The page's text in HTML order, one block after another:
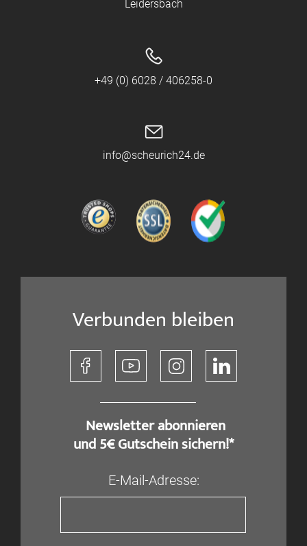
Leidersbach
+49 (0) 6028 / 406258-0
info@scheurich24.de
Verbunden bleiben
​ Newsletter abonnieren
und 5€ Gutschein sichern!*
E-Mail-Adresse: